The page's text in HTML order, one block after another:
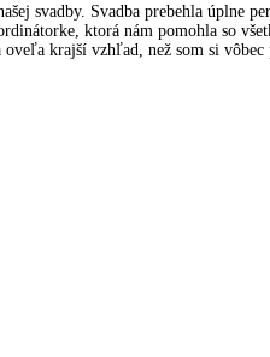
svadby. Svadba prebehla úplne
ktorá nám pomohla so
krajší vzhľad, než som si vôbec